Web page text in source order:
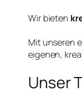
Wir bieten
Mit unseren
eigenen,
Unser